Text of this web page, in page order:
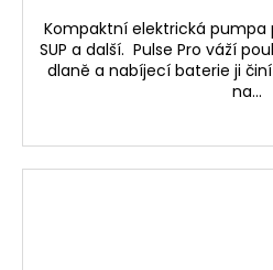
Kompaktní elektrická pumpa
SUP a další. Pulse Pro váží
dlaně a nabíjecí baterie ji
na...